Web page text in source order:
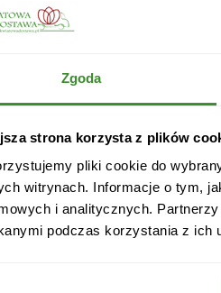
Zgoda
strona korzysta z plików
pliki cookie do
witrynach. Informacje o tym,
i analitycznych.
podczas korzystania z ich
goździki
okazję
Miłość